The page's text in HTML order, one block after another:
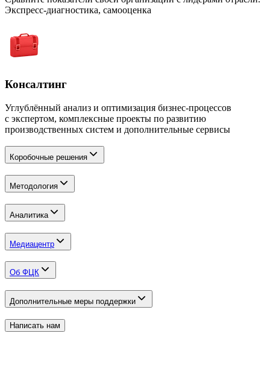
Экспресс-диагностика, самооценка
Консалтинг
Углублённый анализ и оптимизация бизнес-процессов
с экспертом, комплексные проекты по развитию
производственных систем и дополнительные сервисы
Коробочные решения
Методология
Аналитика
Медиацентр
Об ФЦК
Дополнительные меры поддержки
Написать нам